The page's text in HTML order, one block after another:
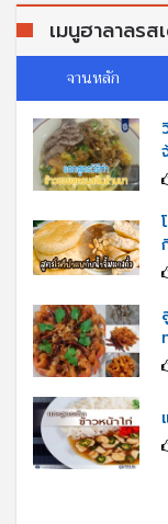
เมนูฮาลาลรส
จานหลัก